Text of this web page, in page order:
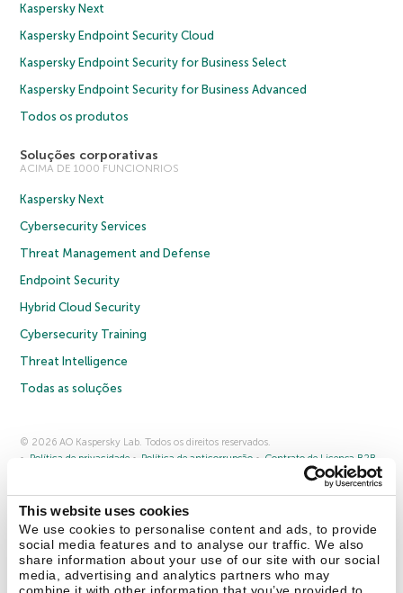
This website uses cookies
We use cookies to personalise content and ads, to provide
social media features and to analyse our traffic. We also
share information about your use of our site with our social
media, advertising and analytics partners who may
Kaspersky Next
Kaspersky Endpoint Security Cloud
Kaspersky Endpoint Security for Business Select
Kaspersky Endpoint Security for Business Advanced
Todos os produtos
Soluções corporativas
ACIMA DE 1000 FUNCIONRIOS
Kaspersky Next
Cybersecurity Services
Threat Management and Defense
Endpoint Security
Hybrid Cloud Security
Cybersecurity Training
Threat Intelligence
Todas as soluções
© 2026 AO Kaspersky Lab. Todos os direitos reservados.
Política de privacidade
Política de anticorrupção
Contrato de Licença B2B
Cookies
Fale conosco Sobre a Kaspersky Parceiros
Comunicado à imprensa
Securelist Eugene Personal Blog